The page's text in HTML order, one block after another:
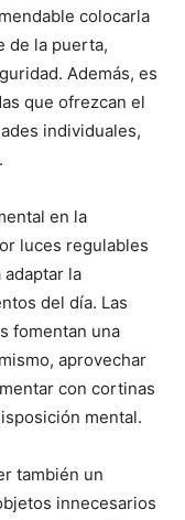
colocarla
de la puerta,
Además, es
que ofrezcan el
individuales,
en la
luces regulables
la
del día. Las
fomentan una
aprovechar
con cortinas
mental.
también un
innecesarios